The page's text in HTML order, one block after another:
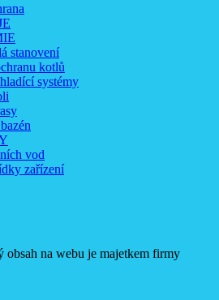
stanovení
kotlů
systémy
vod
zařízení
na webu je majetkem firmy